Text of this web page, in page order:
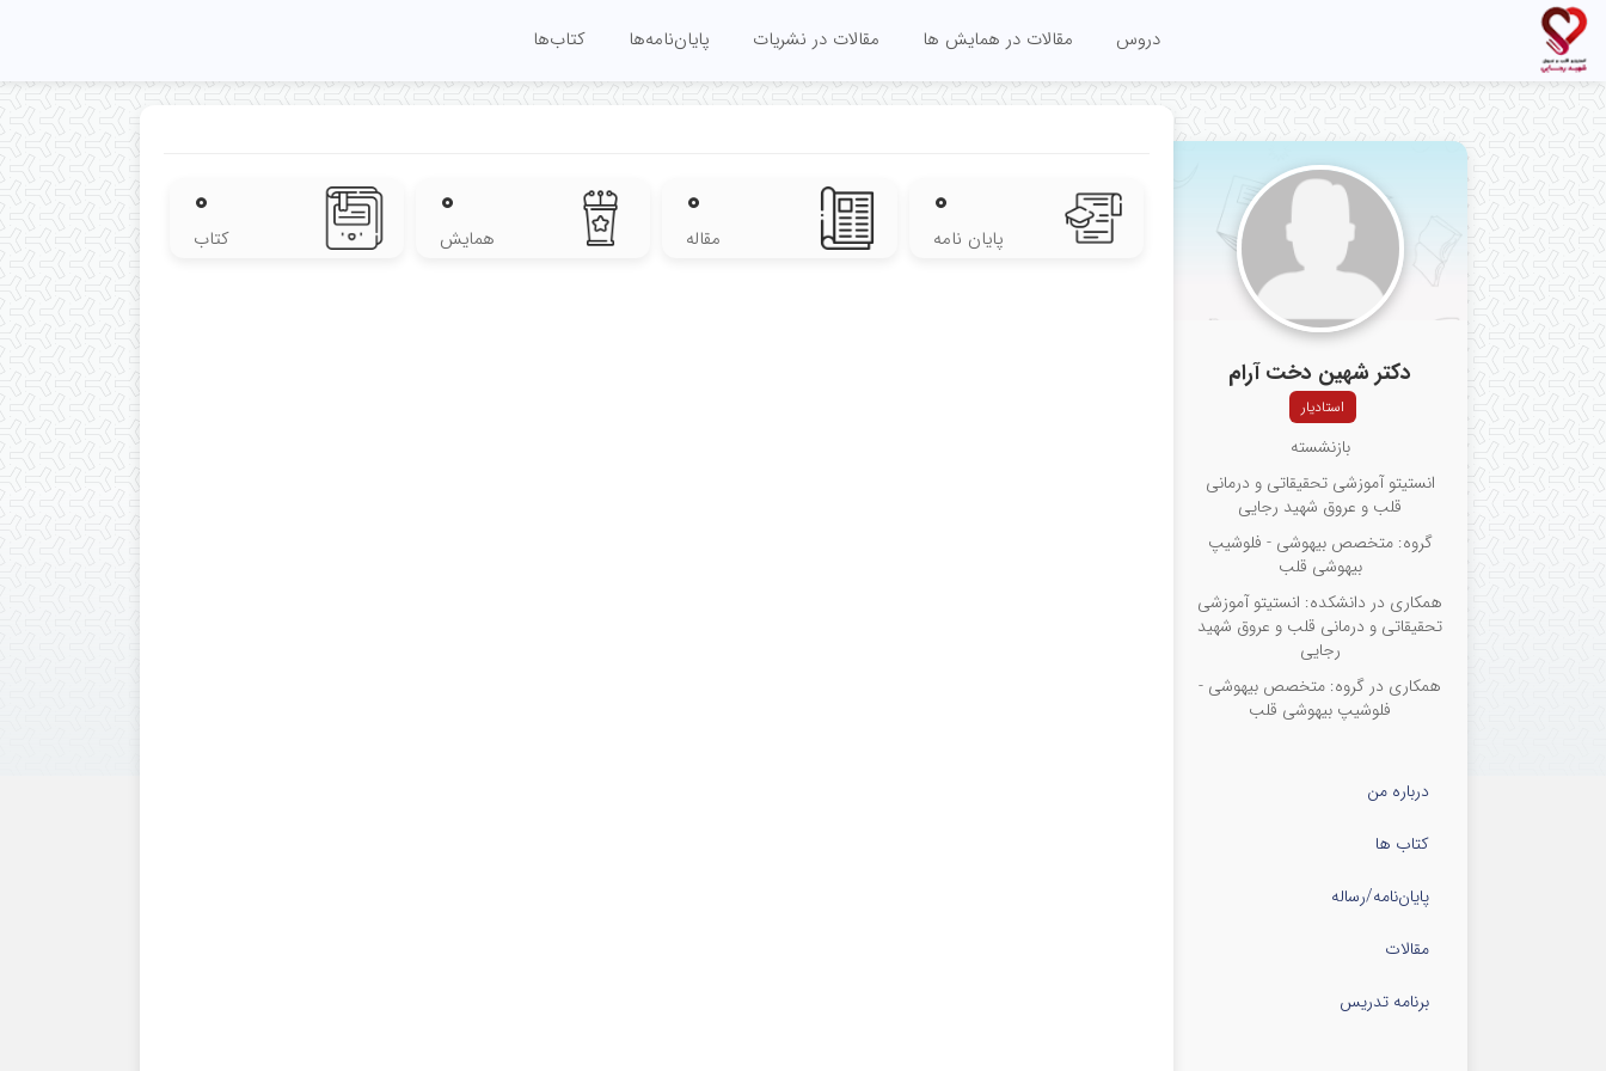
دروس مقالات در همایش ها مقالات در نشریات پایان‌نامه‌ها کتاب‌ها
دکتر شهین دخت آرام
استادیار
بازنشسته
انستیتو آموزشی تحقیقاتی و درمانی
قلب و عروق شهید رجایی
گروه: متخصص بیهوشی - فلوشیپ
بیهوشی قلب
همکاری در دانشکده: انستیتو آموزشی
تحقیقاتی و درمانی قلب و عروق شهید
رجایی
همکاری در گروه: متخصص بیهوشی -
فلوشیپ بیهوشی قلب
درباره من
کتاب ها
پایان‌نامه‌/رساله
مقالات
برنامه تدریس
۰
پایان نامه
۰
مقاله
۰
همایش
۰
کتاب